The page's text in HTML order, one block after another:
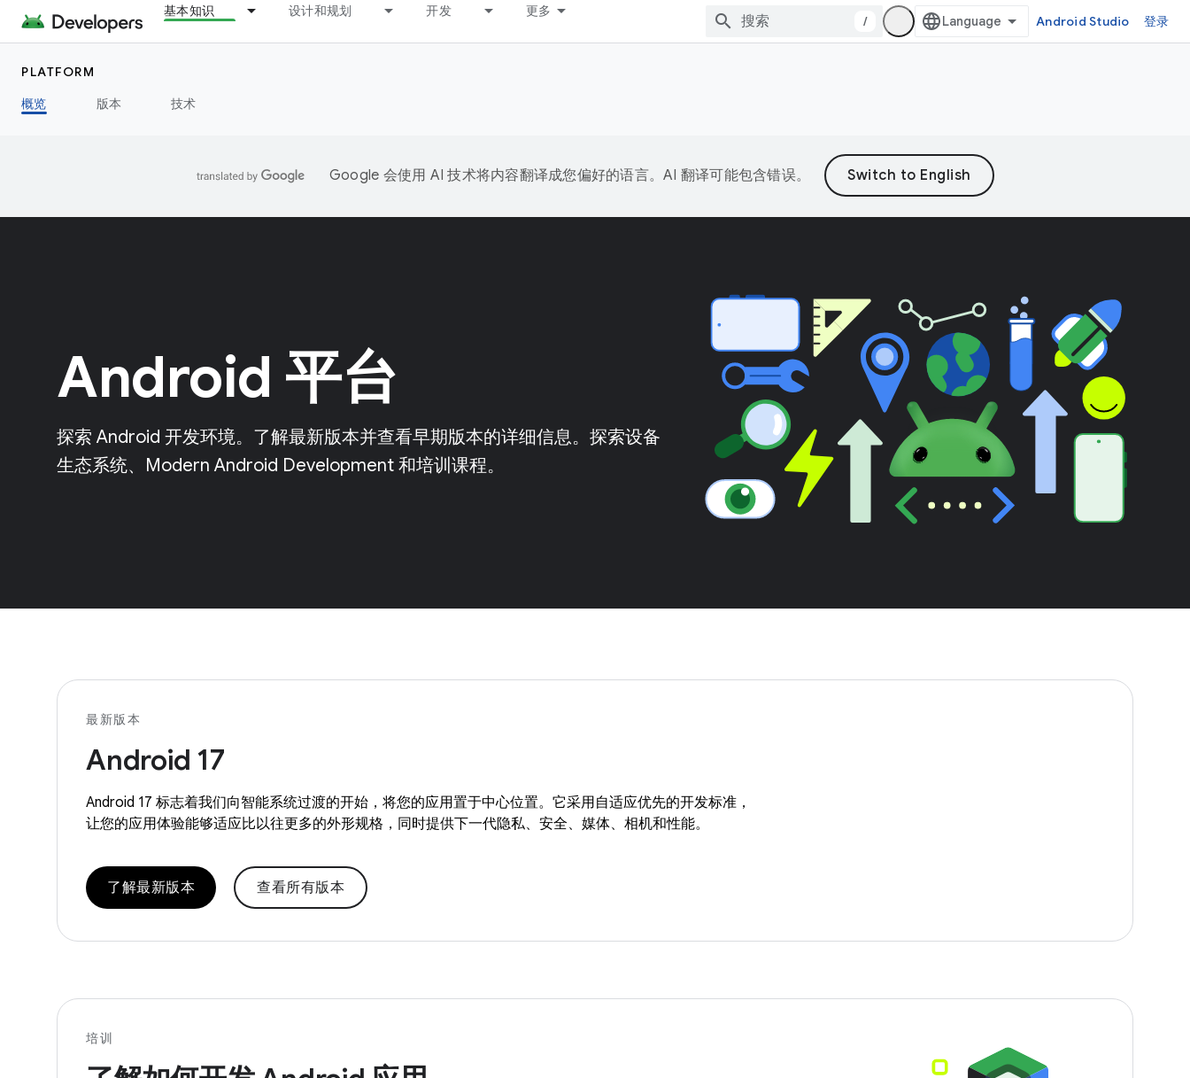
基本知识 设计和规划 开发 更多
/ Android Studio 登录
PLATFORM
概览
版本 技术
Google 会使用 AI 技术将内容翻译成您偏好的语言。AI 翻译可能包含错误。
Android 平台
探索 Android 开发环境。了解最新版本并查看早期版本的详细信息。探索设备
生态系统、Modern Android Development 和培训课程。
最新版本
Android 17
Android 17 标志着我们向智能系统过渡的开始，将您的应用置于中心位置。它采用自适应优先的开发标准，
让您的应用体验能够适应比以往更多的外形规格，同时提供下一代隐私、安全、媒体、相机和性能。
了解最新版本 查看所有版本
培训